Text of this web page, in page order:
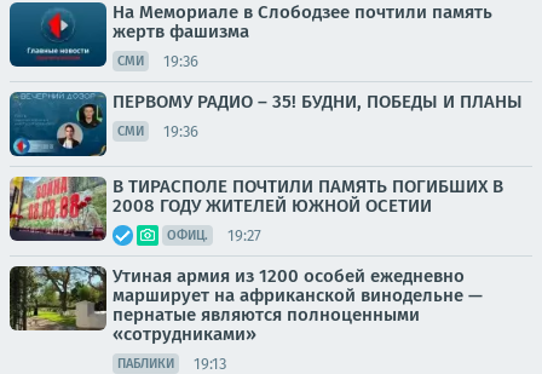
На Мемориале в Слободзее почтили память
жертв фашизма
СМИ 19:36
ПЕРВОМУ РАДИО – 35! БУДНИ, ПОБЕДЫ И ПЛАНЫ
СМИ 19:36
В ТИРАСПОЛЕ ПОЧТИЛИ ПАМЯТЬ ПОГИБШИХ В
2008 ГОДУ ЖИТЕЛЕЙ ЮЖНОЙ ОСЕТИИ
ОФИЦ. 19:27
Утиная армия из 1200 особей ежедневно
марширует на африканской винодельне —
пернатые являются полноценными
«сотрудниками»
ПАБЛИКИ 19:13